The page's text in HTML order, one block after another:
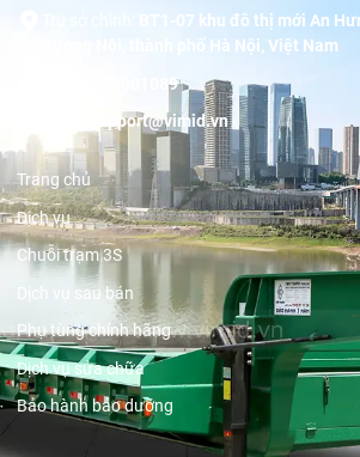
BT1-07 khu đô thị mới An
Dương Nội, thành phố Hà Nội, Việt Nam
19001089
support@vimid.vn
Trang chủ
Dịch vụ
Chuỗi trạm 3S
Dịch vụ sau bán
Phụ tùng chính hãng
Dịch vụ sửa chữa
Bảo hành bảo dưỡng